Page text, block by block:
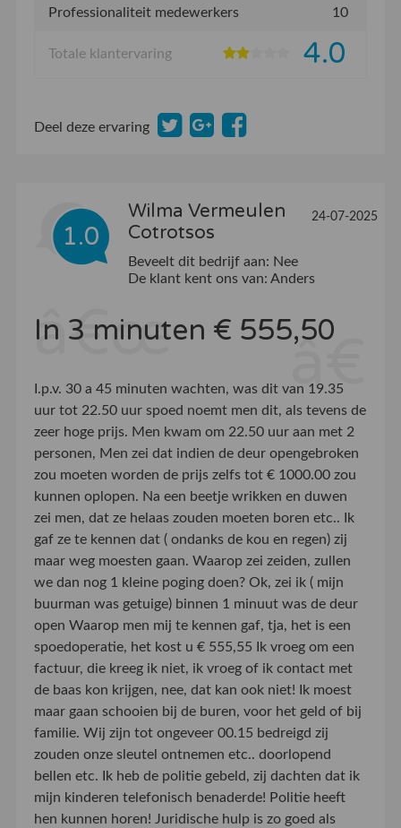
Professionaliteit medewerkers 10
Totale klantervaring 4.0
Deel deze ervaring
1.0
Wilma Vermeulen
Cotrotsos
24-07-2025
Beveelt dit bedrijf aan: Nee
De klant kent ons van: Anders
In 3 minuten € 555,50
I.p.v. 30 a 45 minuten wachten, was dit van 19.35
uur tot 22.50 uur spoed noemt men dit, als tevens de
zeer hoge prijs. Men kwam om 22.50 uur aan met 2
personen, Men zei dat indien de deur opengebroken
zou moeten worden de prijs zelfs tot € 1000.00 zou
kunnen oplopen. Na een beetje wrikken en duwen
zei men, dat ze helaas zouden moeten boren etc.. Ik
gaf ze te kennen dat ( ondanks de kou en regen) zij
maar weg moesten gaan. Waarop zei zeiden, zullen
we dan nog 1 kleine poging doen? Ok, zei ik ( mijn
buurman was getuige) binnen 1 minuut was de deur
open Waarop men mij te kennen gaf, tja, het is een
spoedoperatie, het kost u € 555,55 Ik vroeg om een
factuur, die kreeg ik niet, ik vroeg of ik contact met
de baas kon krijgen, nee, dat kan ook niet! Ik moest
maar gaan schooien bij de buren, voor het geld of bij
familie. Wij zijn tot ongeveer 00.15 bedreigd zij
zouden onze sleutel ontnemen etc.. doorlopend
bellen etc. Ik heb de politie gebeld, zij dachten dat ik
mijn kinderen telefonisch benaderde! Politie heeft
hen kunnen horen! Juridische hulp is zo goed als